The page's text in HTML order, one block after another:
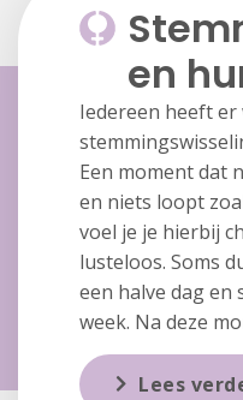
en
Iedereen heeft er
Een moment dat
en niets loopt
voel je je hierbij
lusteloos. Soms
een halve dag en
week. Na deze
Lees